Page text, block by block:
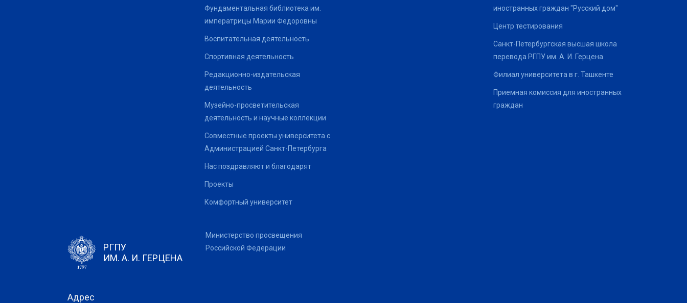
Фундаментальная библиотека им.
императрицы Марии Федоровны
Воспитательная деятельность
Спортивная деятельность
Редакционно-издательская
деятельность
Музейно-просветительская
деятельность и научные коллекции
Совместные проекты университета с
Администрацией Санкт-Петербурга
Нас поздравляют и благодарят
Проекты
Комфортный университет
иностранных граждан "Русский дом"
Центр тестирования
Санкт-Петербургская высшая школа
перевода РГПУ им. А. И. Герцена
Филиал университета в г. Ташкенте
Приемная комиссия для иностранных
граждан
РГПУ
ИМ. А. И. ГЕРЦЕНА
Министерство просвещения
Российской Федерации
Адрес